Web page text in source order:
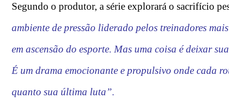
Segundo o produtor, a série explorará o sacrifício
ambiente de pressão liderado pelos treinadores
em ascensão do esporte. Mas uma coisa é deixar
É um drama emocionante e propulsivo onde cada
quanto sua última luta”.